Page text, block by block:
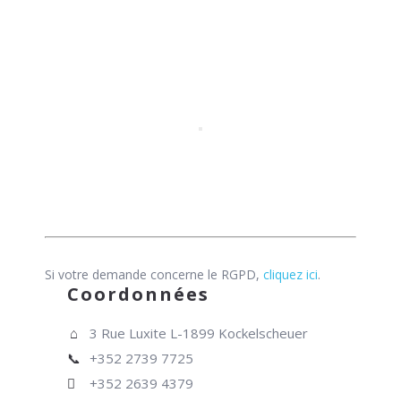
Si votre demande concerne le RGPD, cliquez ici.
Coordonnées
3 Rue Luxite L-1899 Kockelscheuer
+352 2739 7725
+352 2639 4379